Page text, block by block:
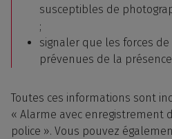
susceptibles de
;
signaler que les forces
prévenues de la
Toutes ces informations sont
« Alarme avec enregistrement
police ». Vous pouvez